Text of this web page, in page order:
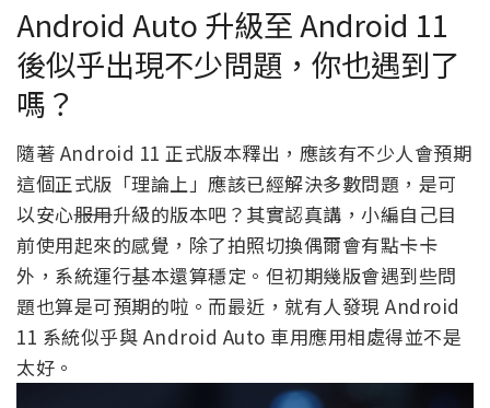
Android Auto 升級至 Android 11
後似乎出現不少問題，你也遇到了
嗎？
隨著 Android 11 正式版本釋出，應該有不少人會預期
這個正式版「理論上」應該已經解決多數問題，是可
以安心服用升級的版本吧？其實認真講，小編自己目
前使用起來的感覺，除了拍照切換偶爾會有點卡卡
外，系統運行基本還算穩定。但初期幾版會遇到些問
題也算是可預期的啦。而最近，就有人發現 Android
11 系統似乎與 Android Auto 車用應用相處得並不是
太好。